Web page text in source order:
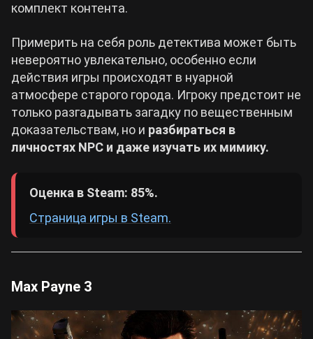
комплект контента.
Примерить на себя роль детектива может быть
невероятно увлекательно, особенно если
действия игры происходят в нуарной
атмосфере старого города. Игроку предстоит не
только разгадывать загадку по вещественным
доказательствам, но и разбираться в
личностях NPC и даже изучать их мимику.
Оценка в Steam: 85%.
Страница игры в Steam.
Max Payne 3